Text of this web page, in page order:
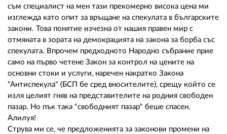
съм специалист на мен тази прекомерно висока цена ми
изглежда като опит за връщане на спекулата в българските
закони. Това понятие изчезна от нашия правен мир с
отмяната в зората на демокрацията на закона за борба със
спекулата. Впрочем предходното Народно събрание прие
само на първо четене Закон за контрол на цените на
основни стоки и услуги, наречен накратко Закона
"Антиспекула" (БСП бе сред вносителите), срещу който се
изля целият гняв на представителите на родния свободен
пазар. Но пък така "свободният пазар" беше спасен.
Алилуя!
Струва ми се, че предложенията за законови промени на